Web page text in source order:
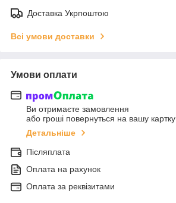
Доставка Укрпоштою
Всі умови доставки
Умови оплати
Ви отримаєте замовлення
або гроші повернуться на вашу картку
Детальніше
Післяплата
Оплата на рахунок
Оплата за реквізитами